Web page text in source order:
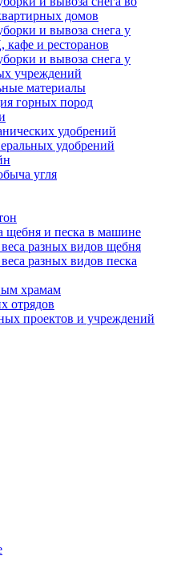
домов
и вывоза снега у
кафе и ресторанов
и вывоза снега у
учреждений
материалы
горных пород
удобрений
удобрений
угля
щебня и песка в машине
разных видов щебня
разных видов песка
храмам
отрядов
проектов и учреждений